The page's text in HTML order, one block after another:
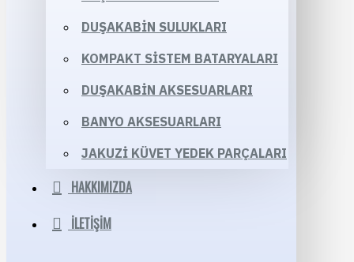
DUŞAKABIN SULUKLARI
KOMPAKT SISTEM BATARYALARI
DUŞAKABIN AKSESUARLARI
BANYO AKSESUARLARI
JAKUZI KÜVET YEDEK PARÇALARI
HAKKIMIZDA
İLETIŞIM